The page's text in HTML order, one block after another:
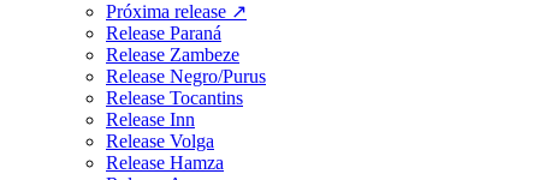
Próxima release ↗
Release Paraná
Release Zambeze
Release Negro/Purus
Release Tocantins
Release Inn
Release Volga
Release Hamza